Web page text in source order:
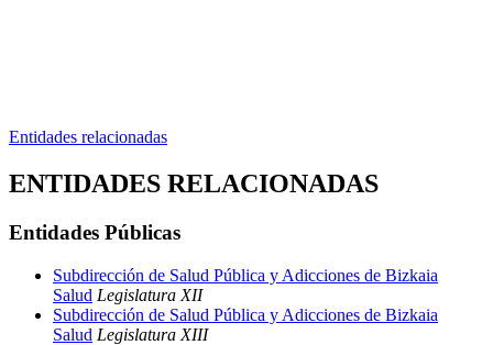
Entidades relacionadas
ENTIDADES RELACIONADAS
Entidades Públicas
Subdirección de Salud Pública y Adicciones de Bizkaia
Salud Legislatura XII
Subdirección de Salud Pública y Adicciones de Bizkaia
Salud Legislatura XIII